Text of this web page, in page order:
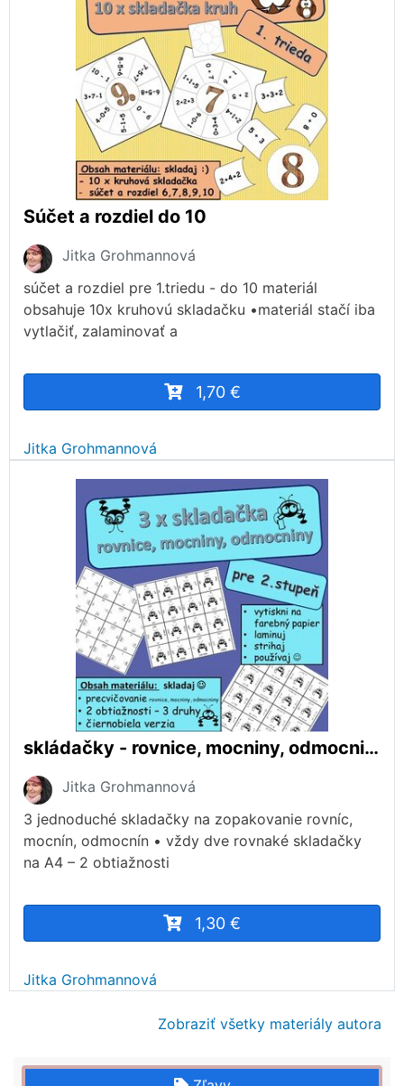
Súčet a rozdiel do 10
Jitka Grohmannová
súčet a rozdiel pre 1.triedu - do 10 materiál
obsahuje 10x kruhovú skladačku •materiál stačí iba
vytlačiť, zalaminovať a
1,70 €
Jitka Grohmannová
skládačky - rovnice, mocniny, odmocniny
Jitka Grohmannová
3 jednoduché skladačky na zopakovanie rovníc,
mocnín, odmocnín • vždy dve rovnaké skladačky
na A4 – 2 obtiažnosti
1,30 €
Jitka Grohmannová
Zobraziť všetky materiály autora